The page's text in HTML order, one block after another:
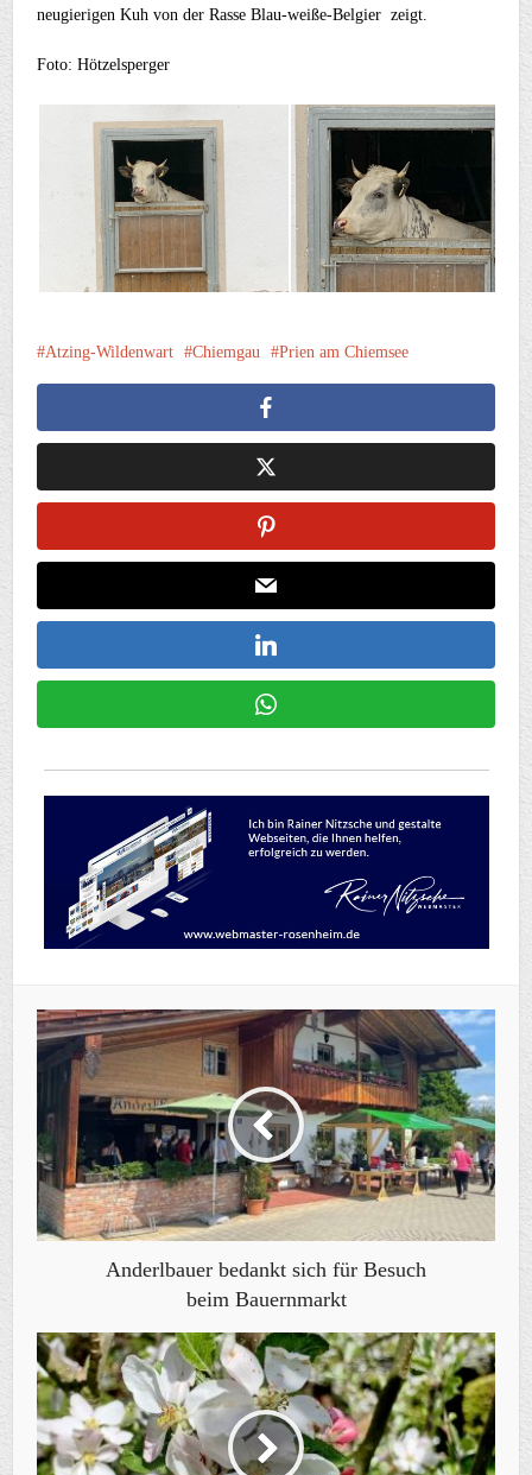
neugierigen Kuh von der Rasse Blau-weiße-Belgier zeigt.
Foto: Hötzelsperger
Atzing-Wildenwart Chiemgau Prien am Chiemsee
Anderlbauer bedankt sich für Besuch
beim Bauernmarkt